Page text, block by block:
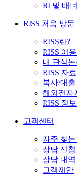
BI 및 배
RISS 처음 방문
RISS란?
RISS 이
내 관심
RISS 자
복사/대
해외전자
RISS 정
고객센터
자주 찾는
상담 신청
상담 내역
고객제안